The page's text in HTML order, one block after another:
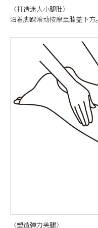
〈打造迷人小腿肚〉
沿着脚踝滚动按摩至膝盖下方。
〈塑造弹力美腿〉